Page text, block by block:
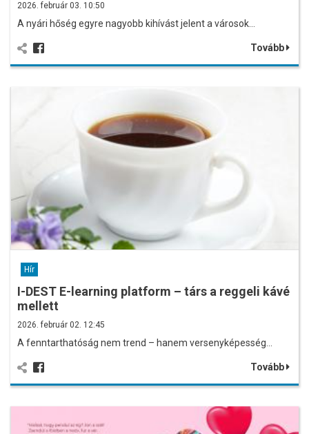
2026. február 03. 10:50
A nyári hőség egyre nagyobb kihívást jelent a városok…
Tovább
Hír
I-DEST E-learning platform – társ a reggeli kávé
mellett
2026. február 02. 12:45
A fenntarthatóság nem trend – hanem versenyképesség…
Tovább